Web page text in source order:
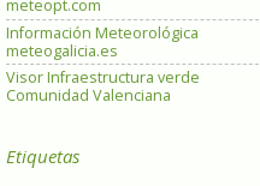
meteopt.com
Información Meteorológica
meteogalicia.es
Visor Infraestructura verde
Comunidad Valenciana
Etiquetas